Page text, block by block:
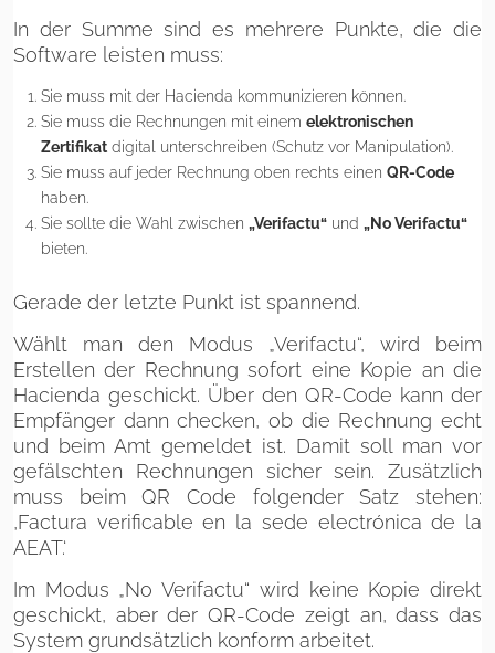
In der Summe sind es mehrere Punkte, die die
Software leisten muss:
Sie muss mit der Hacienda kommunizieren können.
Sie muss die Rechnungen mit einem elektronischen
Zertifikat digital unterschreiben (Schutz vor Manipulation).
Sie muss auf jeder Rechnung oben rechts einen QR-Code
haben.
Sie sollte die Wahl zwischen „Verifactu“ und „No Verifactu“
bieten.
Gerade der letzte Punkt ist spannend.
Wählt man den Modus „Verifactu“, wird beim
Erstellen der Rechnung sofort eine Kopie an die
Hacienda geschickt. Über den QR-Code kann der
Empfänger dann checken, ob die Rechnung echt
und beim Amt gemeldet ist. Damit soll man vor
gefälschten Rechnungen sicher sein. Zusätzlich
muss beim QR Code folgender Satz stehen:
‚Factura verificable en la sede electrónica de la
AEAT.‘
Im Modus „No Verifactu“ wird keine Kopie direkt
geschickt, aber der QR-Code zeigt an, dass das
System grundsätzlich konform arbeitet.